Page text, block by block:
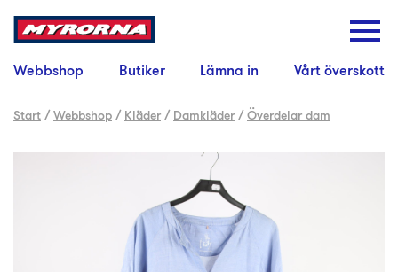
Webbshop Butiker Lämna in Vårt överskott
Start /Webbshop / Kläder / Damkläder /Överdelar dam